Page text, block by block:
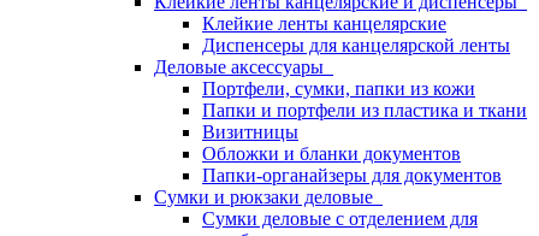
Клейкие ленты канцелярские
Диспенсеры для канцелярской ленты
Деловые аксессуары
Портфели, сумки, папки из кожи
Папки и портфели из пластика и ткани
Визитницы
Обложки и бланки документов
Папки-органайзеры для документов
Сумки и рюкзаки деловые
Сумки деловые с отделением для